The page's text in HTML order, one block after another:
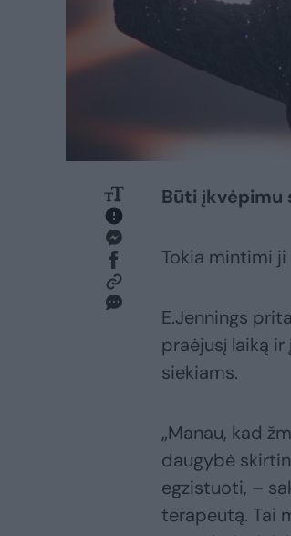
Būti įkvėpimu
Tokia mintimi ji
E.Jennings
praėjusį laiką
siekiams.
„Manau, kad
daugybė
egzistuoti, –
terapeutą. Tai